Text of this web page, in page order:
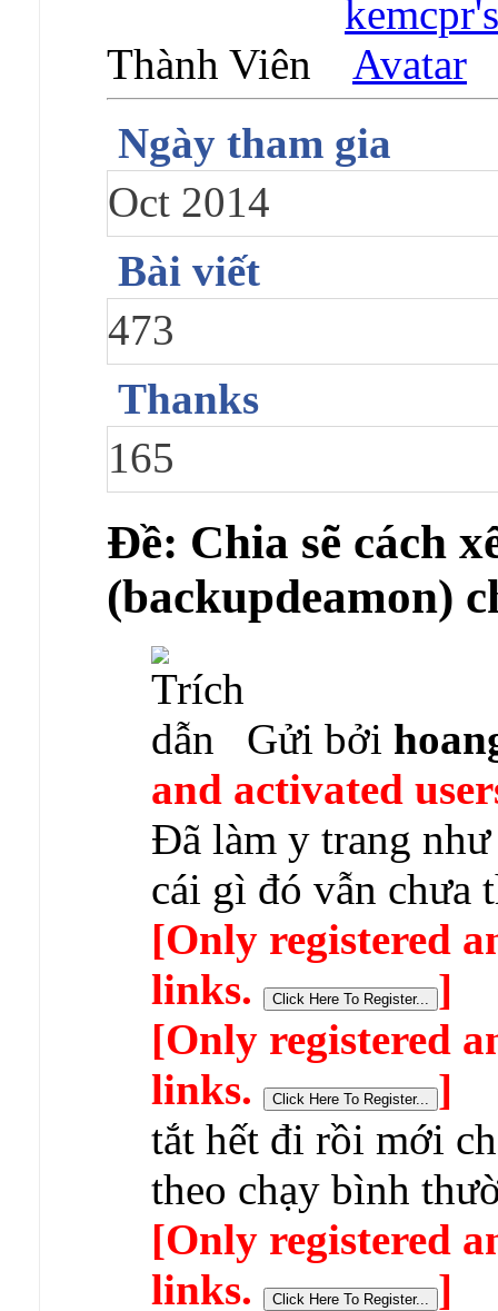
Thành Viên
Ngày tham gia
Oct 2014
Bài viết
473
Thanks
165
Ðề: Chia sẽ cách
(backupdeamon)
Gửi bởi
and activated
Đã làm y trang
cái gì đó vẫn chưa
[Only registered
links.
]
[Only registered
links.
]
tắt hết đi rồi mới
theo chạy bình
[Only registered
links.
]